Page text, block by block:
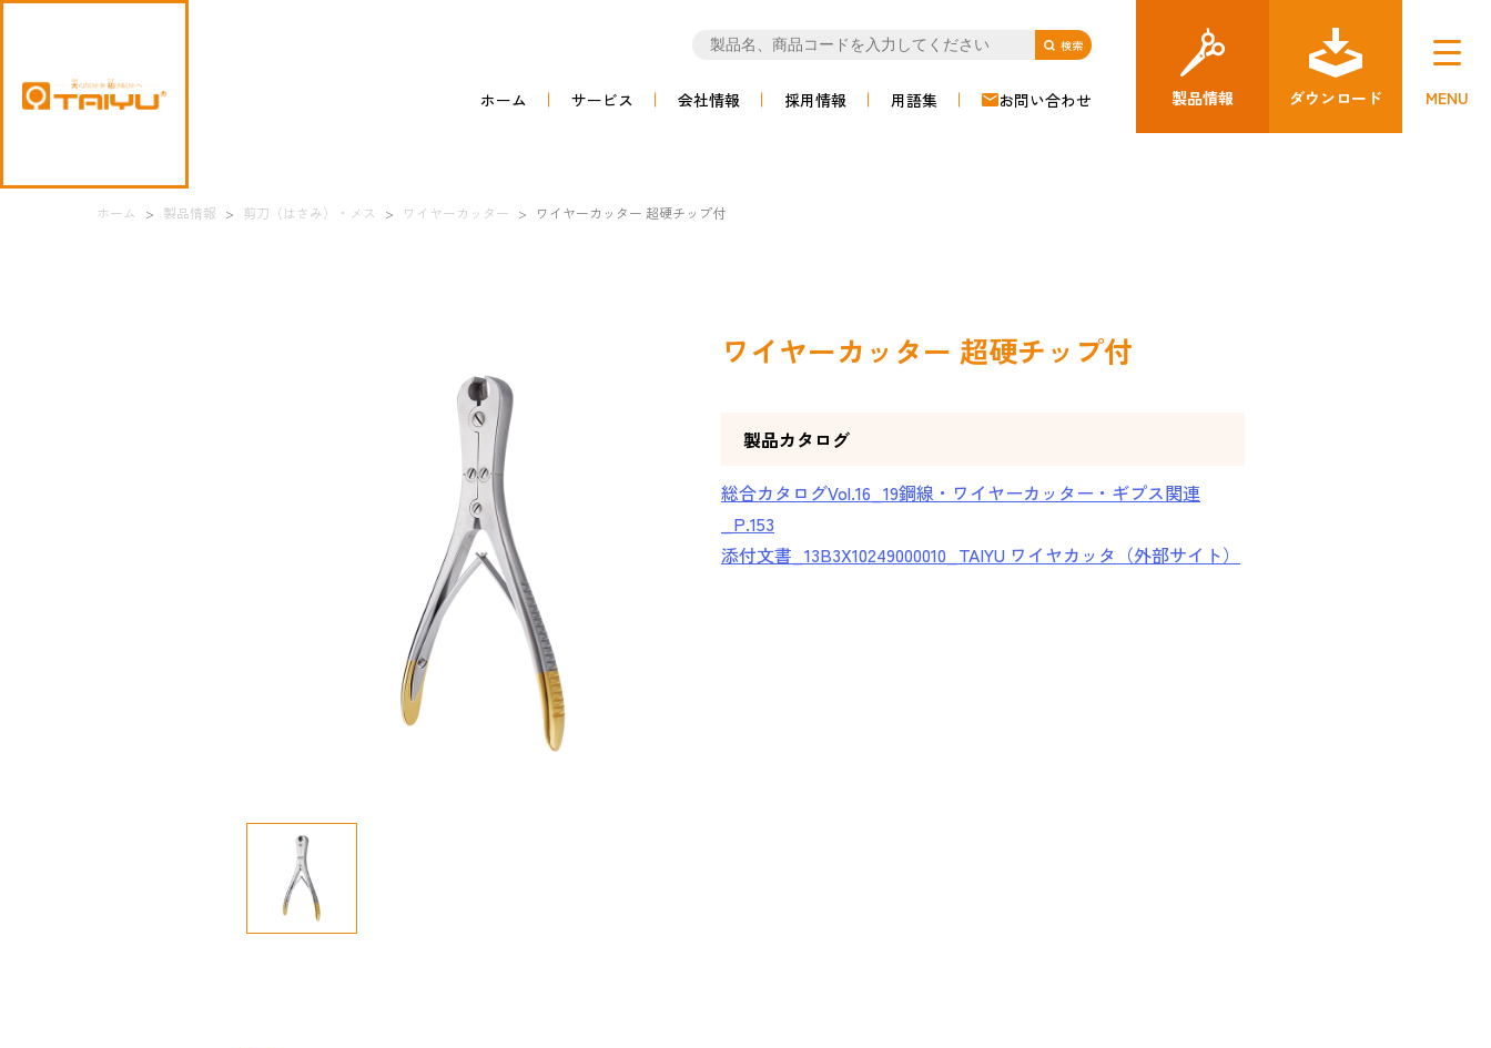
ホーム サービス 会社情報 採用情報 用語集 お問い合わせ 製品情報 ダウンロード MENU
ホーム > 製品情報 > 剪刀（はさみ）・メス > ワイヤーカッター > ワイヤーカッター 超硬チップ付
ワイヤーカッター 超硬チップ付
製品カタログ
総合カタログVol.16_19鋼線・ワイヤーカッター・ギプス関連
_P.153
添付文書_13B3X10249000010_TAIYU ワイヤカッタ（外部サイト）